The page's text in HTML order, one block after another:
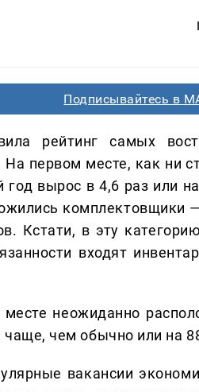
Подписывайтесь в
рейтинг самых
первом месте, как ни
вырос в 4,6 раз или
комплектовщики
Кстати, в эту
входят
месте неожиданно
чаще, чем обычно или на
вакансии